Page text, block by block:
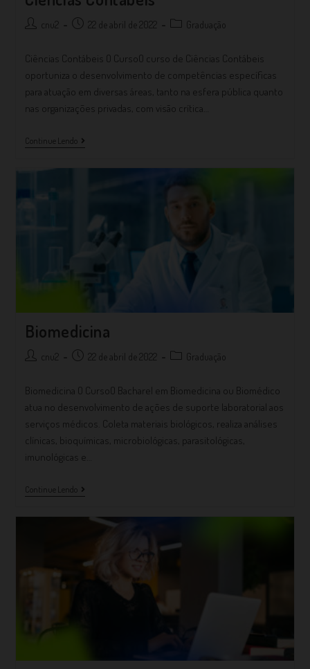
cnu2 22 de abril de 2022 Graduação
Ciências Contábeis O CursoO curso de Ciências Contábeis
oportuniza o desenvolvimento de competências específicas
para atuação em diversas áreas, tanto na esfera pública quanto
nas organizações privadas, com visão crítica…
Continue Lendo
Biomedicina
cnu2 22 de abril de 2022 Graduação
Biomedicina O CursoO Bacharel em Biomedicina ou Biomédico
atua no desenvolvimento de ações de suporte laboratorial aos
serviços médicos. Coleta materiais biológicos, realiza análises
clínicas, bioquímicas, microbiológicas, parasitológicas,
imunológicas e…
Continue Lendo